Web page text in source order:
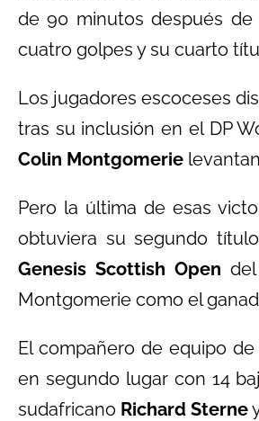
de 90 minutos después
cuatro golpes y su cuarto
Los jugadores escoceses
tras su inclusión en el DP
Colin Montgomerie
Pero la última de esas
obtuviera su segundo
Genesis Scottish Open
Montgomerie como el
El compañero de equipo
en segundo lugar con 14
sudafricano Richard Sterne